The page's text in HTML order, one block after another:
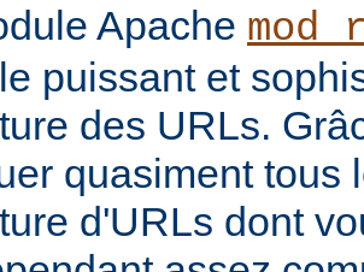
Apache
puissant et
des URLs.
quasiment tous
d'URLs dont